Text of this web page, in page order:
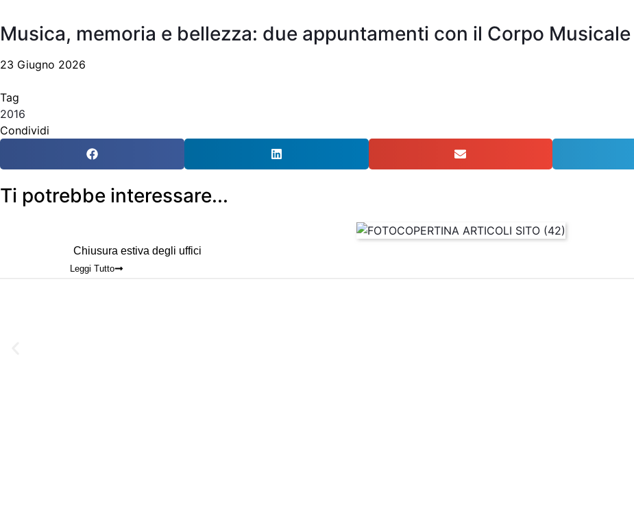
Musica, memoria e bellezza: due appuntamenti con il Corpo
23 Giugno 2026
Tag
2016
Condividi
Ti potrebbe interessare...
Chiusura estiva degli uffici
Leggi Tutto